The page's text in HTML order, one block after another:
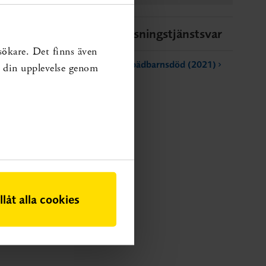
Det finns även
upplevelse genom
alla cookies
Liknande upplysningstjänstsvar
Napp mot plötslig spädbarnsdöd (2021)